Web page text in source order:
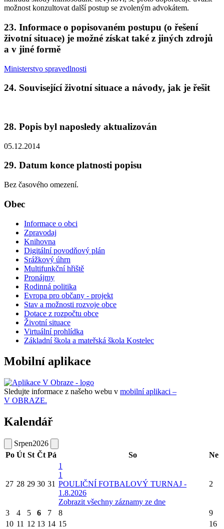
možnost konzultovat další postup se zvoleným advokátem.
23. Informace o popisovaném postupu (o řešení
životní situace) je možné získat také z jiných zdrojů
a v jiné formě
Ministerstvo spravedlnosti
24. Související životní situace a návody, jak je řešit
28. Popis byl naposledy aktualizován
05.12.2014
29. Datum konce platnosti popisu
Bez časového omezení.
Obec
Informace o obci
Zpravodaj
Knihovna
Digitální povodňový plán
Srážkový úhrn
Multifunkční hřiště
Pronájmy
Rodinná politika
Evropa pro občany - projekt
Stav a možnosti rozvoje obce
Dotace z rozpočtu obce
Životní situace
Virtuální prohlídka
Základní škola a mateřská škola Kostelec
Mobilní aplikace
Sledujte informace z našeho webu v mobilní aplikaci –
V OBRAZE.
Kalendář
Srpen2026
Po Út St Čt Pá So Ne
27 28 29 30 31
1
1
POULIČNÍ FOTBALOVÝ TURNAJ -
1.8.2026
Zobrazit všechny záznamy ze dne
2
3 4 5 6 7 8
9
10 11 12 13 14 15
16